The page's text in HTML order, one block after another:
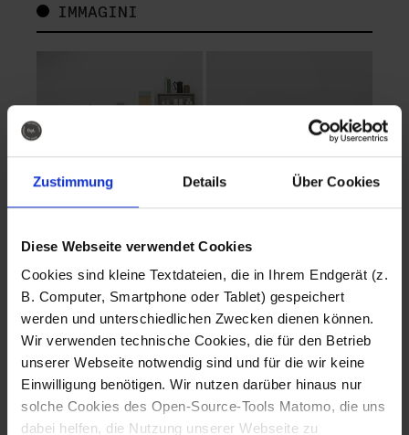
Zustimmung Details Über Cookies
Diese Webseite verwendet Cookies
Cookies sind kleine Textdateien, die in Ihrem Endgerät (z.
B. Computer, Smartphone oder Tablet) gespeichert
werden und unterschiedlichen Zwecken dienen können.
Wir verwenden technische Cookies, die für den Betrieb
unserer Webseite notwendig sind und für die wir keine
Einwilligung benötigen. Wir nutzen darüber hinaus nur
solche Cookies des Open-Source-Tools Matomo, die uns
dabei helfen, die Nutzung unserer Webseite zu
IMMAGINI
Fotografo: Lorenz
Sternbach
Download
Fotografo: Lorenz
Sternbach
Download